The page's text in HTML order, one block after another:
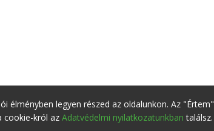
élményben legyen részed az oldalunkon. Az "Értem"
cookie-król az Adatvédelmi nyilatkozatunkban találsz.